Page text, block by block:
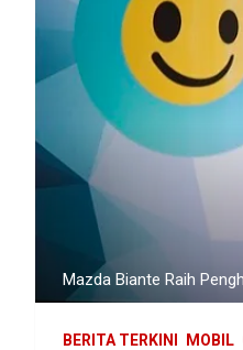
Mazda Biante Raih
BERITA TERKINI MOBIL